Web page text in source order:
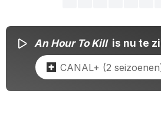
An Hour To Kill is nu te
CANAL+ (2